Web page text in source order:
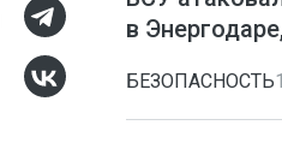
в
БЕЗОПАСНОСТЬ